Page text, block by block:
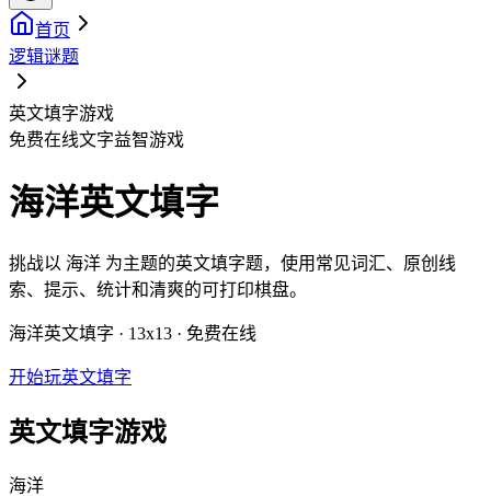
首页
逻辑谜题
英文填字游戏
免费在线文字益智游戏
海洋英文填字
挑战以 海洋 为主题的英文填字题，使用常见词汇、原创线
索、提示、统计和清爽的可打印棋盘。
海洋英文填字 · 13x13 · 免费在线
开始玩英文填字
英文填字游戏
海洋